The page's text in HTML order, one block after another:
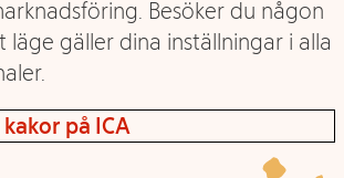
Besöker du någon
gäller dina inställningar i alla
på ICA